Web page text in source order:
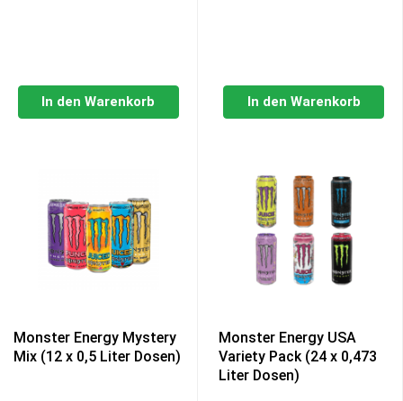
In den Warenkorb In den Warenkorb
Monster Energy Mystery
Mix (12 x 0,5 Liter Dosen)
Monster Energy USA
Variety Pack (24 x 0,473
Liter Dosen)